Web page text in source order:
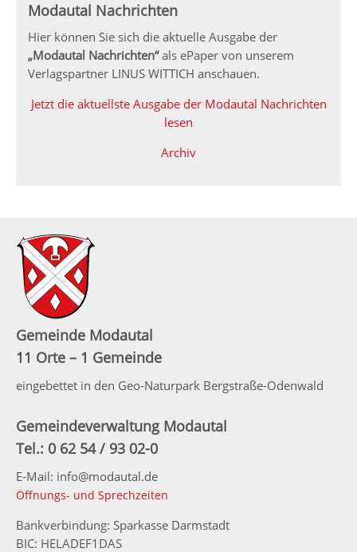
Modautal Nachrichten
Hier können Sie sich die aktuelle Ausgabe der
„Modautal Nachrichten“als ePaper von unserem
Verlagspartner LINUS WITTICH anschauen.
Jetzt die aktuellste Ausgabe der Modautal Nachrichten
lesen
Archiv
Gemeinde Modautal
11 Orte – 1 Gemeinde
eingebettet in den Geo-Naturpark Bergstraße-Odenwald
Gemeindeverwaltung Modautal
Tel.: 0 62 54 / 93 02-0
E-Mail: info@modautal.de
Öffnungs- und Sprechzeiten
Bankverbindung: Sparkasse Darmstadt
BIC: HELADEF1DAS